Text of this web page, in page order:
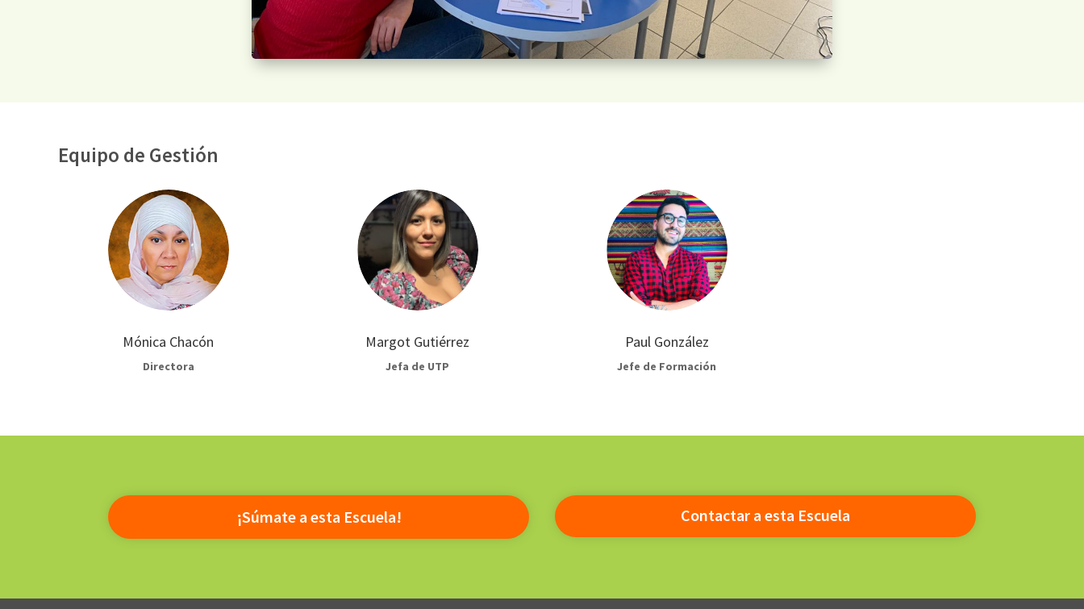
Equipo de Gestión
Mónica Chacón
Directora
Margot Gutiérrez
Jefa de UTP
Paul González
Jefe de Formación
¡Súmate a esta Escuela! Contactar a esta Escuela